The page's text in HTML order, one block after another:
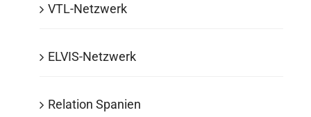
VTL-Netzwerk
ELVIS-Netzwerk
Relation Spanien